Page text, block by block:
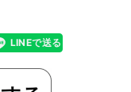
LINEで送る